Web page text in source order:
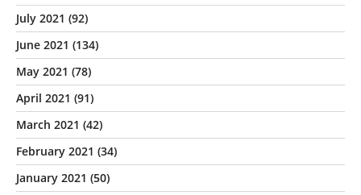
July 2021 (92)
June 2021 (134)
May 2021 (78)
April 2021 (91)
March 2021 (42)
February 2021 (34)
January 2021 (50)